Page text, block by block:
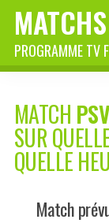
PROGRAMME TV
MATCH
SUR
QUELLE
Match